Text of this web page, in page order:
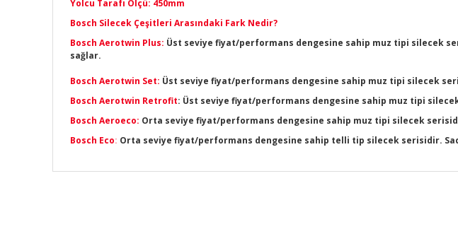
Yolcu Tarafı Ölçü: 450mm
Bosch Silecek Çeşitleri Arasındaki Fark Nedir?
Bosch Aerotwin Plus: Üst seviye fiyat/performans dengesine sahip muz tipi silecek
sağlar.
Bosch Aerotwin Set: Üst seviye fiyat/performans dengesine sahip muz tipi silecek
Bosch Aerotwin Retrofit: Üst seviye fiyat/performans dengesine sahip muz tipi
Bosch Aeroeco: Orta seviye fiyat/performans dengesine sahip muz tipi silecek
Bosch Eco: Orta seviye fiyat/performans dengesine sahip telli tip silecek serisidir.